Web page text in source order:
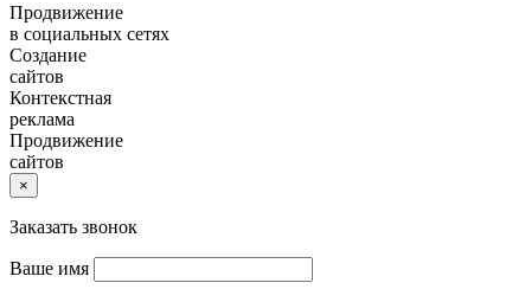
Продвижение
в социальных сетях
Создание
сайтов
Контекстная
реклама
Продвижение
сайтов
×
Заказать звонок
Ваше имя